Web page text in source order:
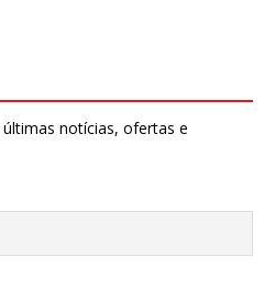
notícias, ofertas e